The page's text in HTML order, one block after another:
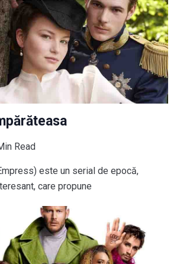
Read
este un serial de epocă,
care propune